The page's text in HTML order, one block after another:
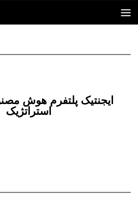
ایجنتیک پلتفرم هوش
استراتژیک